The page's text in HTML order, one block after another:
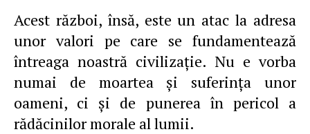
Acest război, însă, este un atac la adresa
unor valori pe care se fundamentează
întreaga noastră civilizaţie. Nu e vorba
numai de moartea şi suferinţa unor
oameni, ci şi de punerea în pericol a
rădăcinilor morale al lumii.